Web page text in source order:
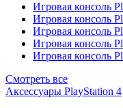
Игровая консоль
Игровая консоль
Игровая консоль
Игровая консоль
Игровая консоль
Смотреть все
Аксессуары PlayStation 4